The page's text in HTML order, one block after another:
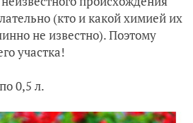
(кто и какой химией их
не известно). Поэтому
участка!
0,5 л.